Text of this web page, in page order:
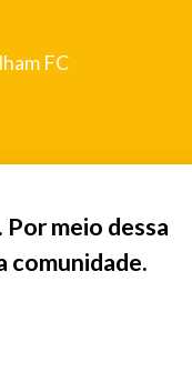
FC
meio dessa
comunidade.